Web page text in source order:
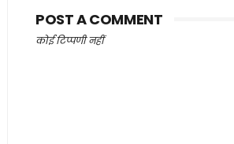
POST A COMMENT
कोई टिप्पणी नहीं